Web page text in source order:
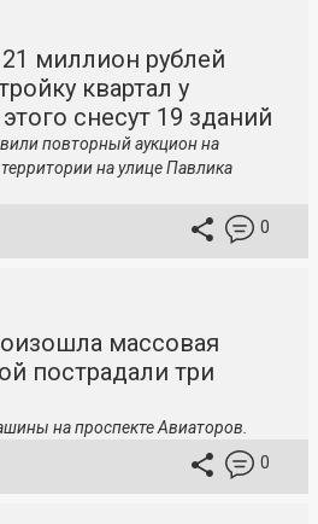
миллион рублей
квартал у
снесут 19 зданий
повторный аукцион на
на улице Павлика
0
массовая
пострадали три
на проспекте Авиаторов.
0